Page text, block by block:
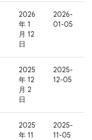
2026
年 1
月 12
日
2026-
01-05
2025
年 12
月 2
日
2025-
12-05
2025
年 11
2025-
11-05